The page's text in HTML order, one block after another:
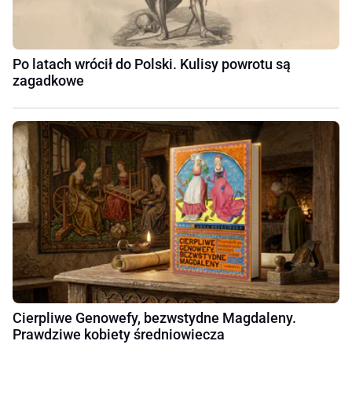
Po latach wrócił do Polski. Kulisy powrotu są
zagadkowe
Cierpliwe Genowefy, bezwstydne Magdaleny.
Prawdziwe kobiety średniowiecza